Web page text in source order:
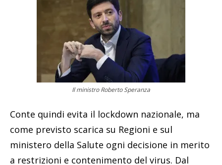
Il ministro Roberto Speranza
Conte quindi evita il lockdown nazionale, ma
come previsto scarica su Regioni e sul
ministero della Salute ogni decisione in merito
a restrizioni e contenimento del virus. Dal